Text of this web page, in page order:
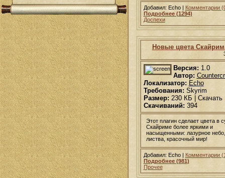
Добавил: Echo | Комментарии
Подробнее (1294)
Доспехи
Новые цвета
Версия:1.0
Автор:
Локализатор: Echo
Требования:Skyrim
Размер:230 КБ | Скачать
Скачиваний: 394
Этот плагин сделает цвета в
Скайриме более яркими и
насыщенными: лазурное
листва, красочный мир!
Добавил: Echo | Комментарии
Подробнее (981)
Прочее